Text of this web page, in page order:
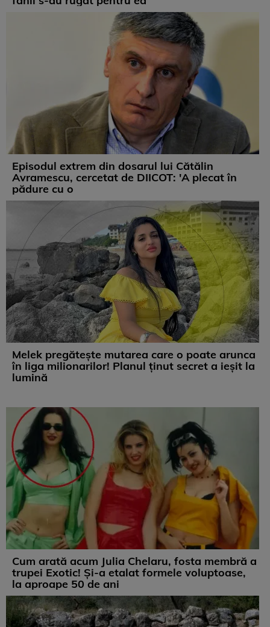
Episodul extrem din dosarul lui Cătălin
Avramescu, cercetat de DIICOT: 'A plecat în
pădure cu o
Melek pregătește mutarea care o poate arunca
în liga milionarilor! Planul ținut secret a ieșit la
lumină
Cum arată acum Julia Chelaru, fosta membră a
trupei Exotic! Și-a etalat formele voluptoase,
la aproape 50 de ani